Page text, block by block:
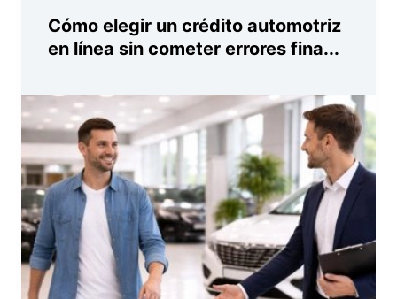
Cómo elegir un crédito automotriz
en línea sin cometer errores fina...